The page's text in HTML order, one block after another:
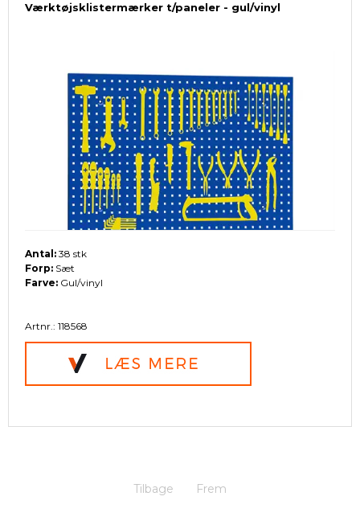
Værktøjsklistermærker t/paneler - gul/vinyl
Antal: 38 stk
Forp: Sæt
Farve: Gul/vinyl
Artnr.: 118568
Tilbage Frem